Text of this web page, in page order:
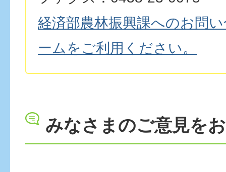
経済部農林振興課へのお問
ームをご利用ください。
みなさまのご意見を